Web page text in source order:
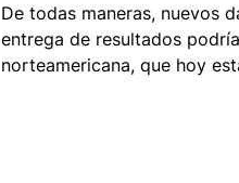
De todas maneras, nuevos
entrega de resultados
norteamericana, que hoy